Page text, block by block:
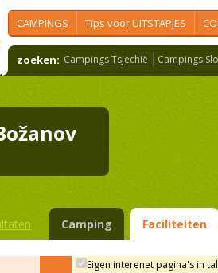
CAMPINGS Tips voor UITSTAPJES
zoeken: Campings Tsjechië Campings
Camping Faciliteiten
Eigen interenet pagina's in